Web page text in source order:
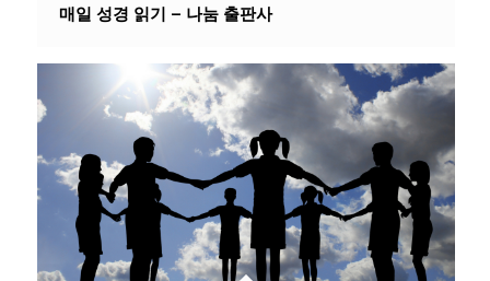
매일 성경 읽기 – 나눔 출판사